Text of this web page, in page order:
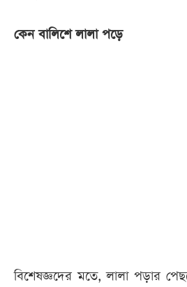
কেন বালিশে লালা পড়ে
বিশেষজ্ঞদের মতে, লালা পড়ার